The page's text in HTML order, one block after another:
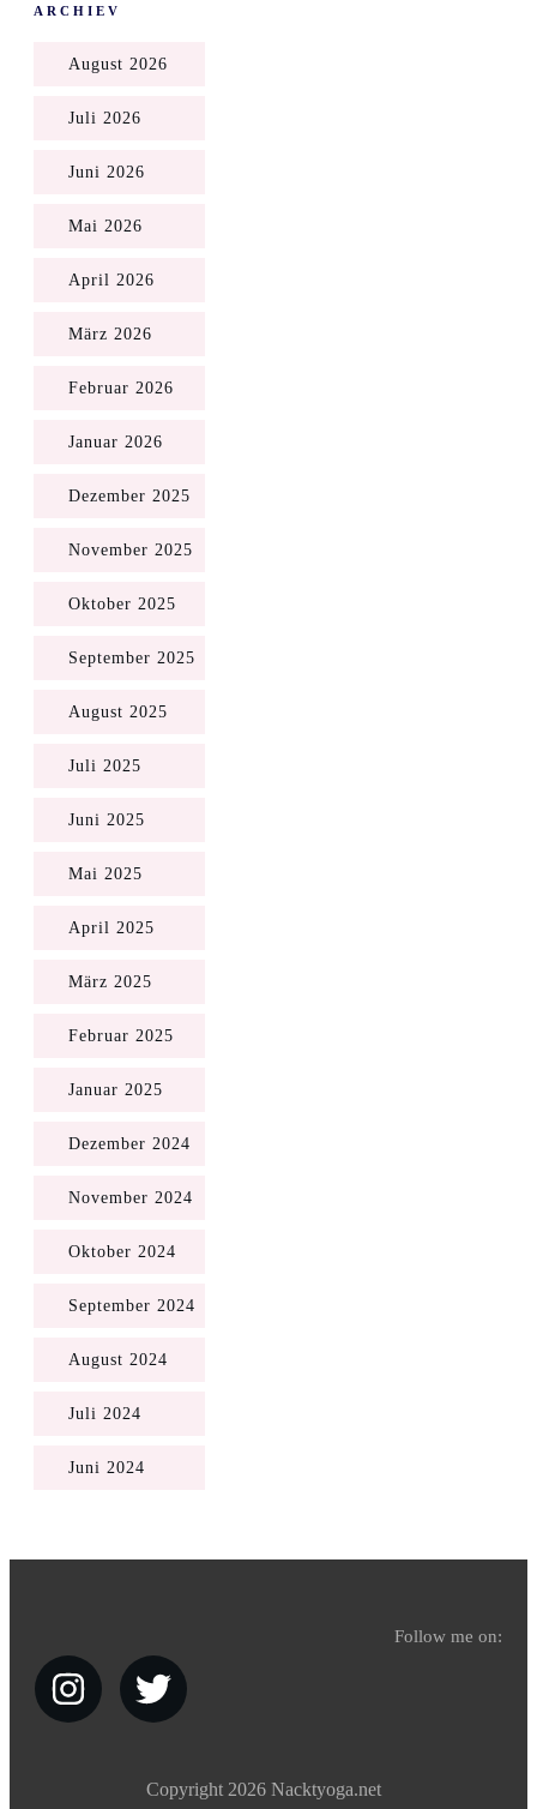
ARCHIEV
August 2026
Juli 2026
Juni 2026
Mai 2026
April 2026
März 2026
Februar 2026
Januar 2026
Dezember 2025
November 2025
Oktober 2025
September 2025
August 2025
Juli 2025
Juni 2025
Mai 2025
April 2025
März 2025
Februar 2025
Januar 2025
Dezember 2024
November 2024
Oktober 2024
September 2024
August 2024
Juli 2024
Juni 2024
Follow me on:
Copyright 2026 Nacktyoga.net